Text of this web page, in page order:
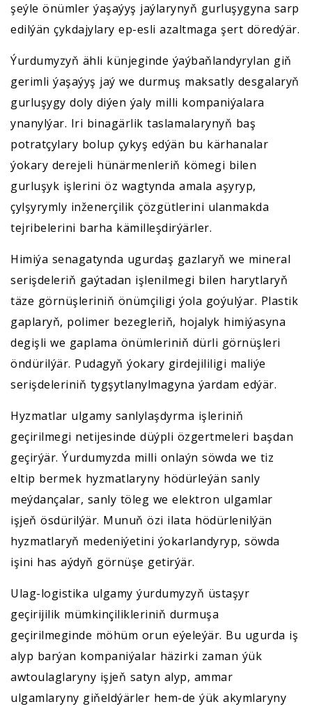
şeýle önümler ýaşaýyş jaýlarynyň gurluşygyna sarp
edilýän çykdajylary ep-esli azaltmaga şert döredýär.
Ýurdumyzyň ähli künjeginde ýaýbaňlandyrylan giň
gerimli ýaşaýyş jaý we durmuş maksatly desgalaryň
gurluşygy doly diýen ýaly milli kompaniýalara
ynanylýar. Iri binagärlik taslamalarynyň baş
potratçylary bolup çykyş edýän bu kärhanalar
ýokary derejeli hünärmenleriň kömegi bilen
gurluşyk işlerini öz wagtynda amala aşyryp,
çylşyrymly inženerçilik çözgütlerini ulanmakda
tejribelerini barha kämilleşdirýärler.
Himiýa senagatynda ugurdaş gazlaryň we mineral
serişdeleriň gaýtadan işlenilmegi bilen harytlaryň
täze görnüşleriniň önümçiligi ýola goýulýar. Plastik
gaplaryň, polimer bezegleriň, hojalyk himiýasyna
degişli we gaplama önümleriniň dürli görnüşleri
öndürilýär. Pudagyň ýokary girdejililigi maliýe
serişdeleriniň tygşytlanylmagyna ýardam edýär.
Hyzmatlar ulgamy sanlylaşdyrma işleriniň
geçirilmegi netijesinde düýpli özgertmeleri başdan
geçirýär. Ýurdumyzda milli onlaýn söwda we tiz
eltip bermek hyzmatlaryny hödürleýän sanly
meýdançalar, sanly töleg we elektron ulgamlar
işjeň ösdürilýär. Munuň özi ilata hödürlenilýän
hyzmatlaryň medeniýetini ýokarlandyryp, söwda
işini has aýdyň görnüşe getirýär.
Ulag-logistika ulgamy ýurdumyzyň üstaşyr
geçirijilik mümkinçilikleriniň durmuşa
geçirilmeginde möhüm orun eýeleýär. Bu ugurda iş
alyp barýan kompaniýalar häzirki zaman ýük
awtoulaglaryny işjeň satyn alyp, ammar
ulgamlaryny giňeldýärler hem-de ýük akymlaryny